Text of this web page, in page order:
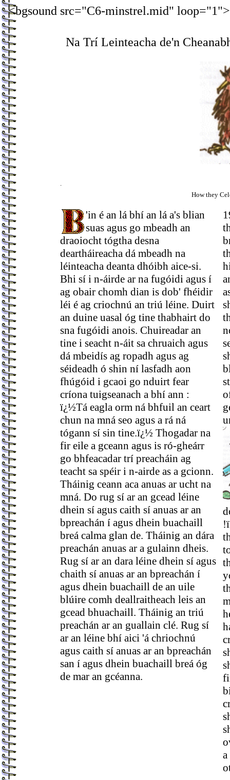
<bgsound src="C6-minstrel.mid" loop="1">
.
. Na Trí Leinteacha de'n
.
How they
'in é an lá bhí an lá a's blian
suas agus go mbeadh an
draoiocht tógtha desna
deartháireacha dá mbeadh na
léinteacha deanta dhóibh aice-si.
Bhi sí i n-áirde ar na fugóidi agus í
ag obair chomh dian is dob' fhéidir
léi é ag criochnú an triú léine. Duirt
an duine uasal óg tine thabhairt do
sna fugóidi anois. Chuireadar an
tine i seacht n-áit sa chruaich agus
dá mbeidís ag ropadh agus ag
séideadh ó shin ní lasfadh aon
fhúgóid i gcaoi go nduirt fear
críona tuigseanach a bhí ann :
ï¿½Tá eagla orm ná bhfuil an ceart
chun na mná seo agus a rá ná
tógann sí sin tine.ï¿½ Thogadar na
fir eile a gceann agus is ró-gheárr
go bhfeacadar trí preacháin ag
teacht sa spéir i n-airde as a gcionn.
Tháinig ceann aca anuas ar ucht na
mná. Do rug sí ar an gcead léine
dhein sí agus caith sí anuas ar an
bpreachán í agus dhein buachaill
breá calma glan de. Tháinig an dára
preachán anuas ar a gulainn dheis.
Rug sí ar an dara léine dhein sí agus
chaith sí anuas ar an bpreachán í
agus dhein buachaill de an uile
blúire comh deallraitheach leis an
gcead bhuachaill. Tháinig an triú
preachán ar an guallain clé. Rug sí
ar an léine bhí aici 'á chriochnú
agus caith sí anuas ar an bpreachán
san í agus dhein buachaill breá óg
de mar an gcéanna.